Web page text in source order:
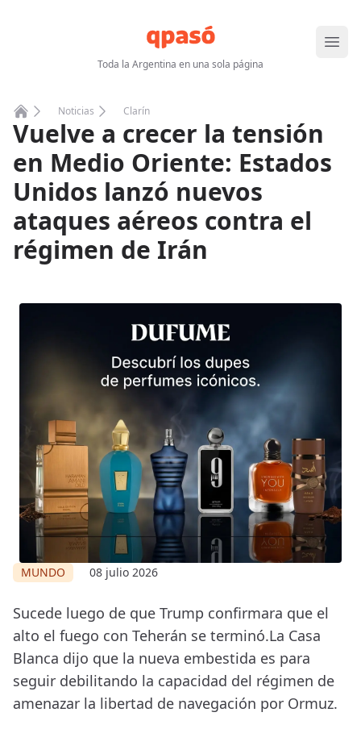
Toda la Argentina en una sola página
Abrir
Home
Noticias Clarín
Vuelve a crecer la tensión
en Medio Oriente: Estados
Unidos lanzó nuevos
ataques aéreos contra el
régimen de Irán
MUNDO 08 julio 2026
Sucede luego de que Trump confirmara que el
alto el fuego con Teherán se terminó.La Casa
Blanca dijo que la nueva embestida es para
seguir debilitando la capacidad del régimen de
amenazar la libertad de navegación por Ormuz.